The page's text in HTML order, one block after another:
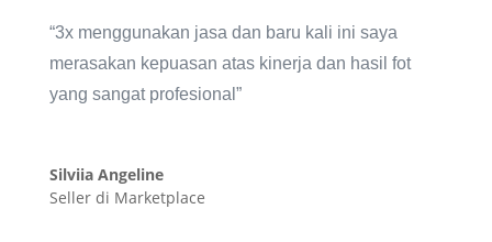
“3x menggunakan jasa dan baru kali ini saya
merasakan kepuasan atas kinerja dan hasil fot
yang sangat profesional”
Silviia Angeline
Seller di Marketplace